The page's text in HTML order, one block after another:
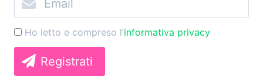
Ho letto e compreso l’informativa privacy
Registrati